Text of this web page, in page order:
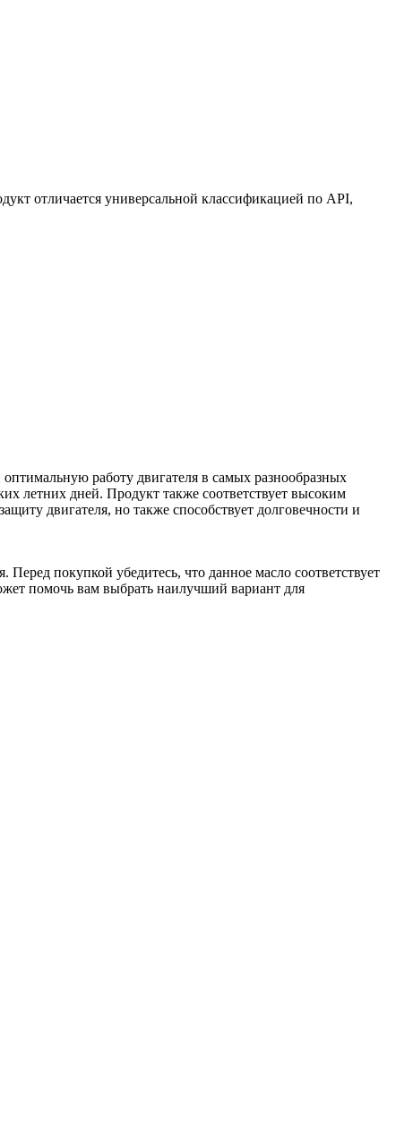
отличается универсальной классификацией по API,
работу двигателя в самых разнообразных
летних дней. Продукт также соответствует высоким
двигателя, но также способствует долговечности и
покупкой убедитесь, что данное масло соответствует
помочь вам выбрать наилучший вариант для